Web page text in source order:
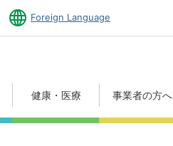
Foreign Language
健康・医療 事業者の方へ